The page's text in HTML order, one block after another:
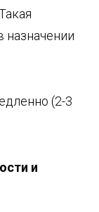
назначении
(2-3
и